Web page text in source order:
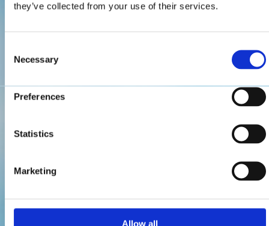
they’ve collected from your use of their services.
Selection
Necessary
Preferences
Statistics
Marketing
Allow all